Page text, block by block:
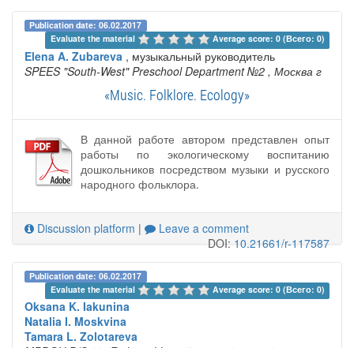
Publication date: 06.02.2017
Evaluate the material
Average score: 0 (Всего: 0)
Elena A. Zubareva , музыкальный руководитель
SPEES "South-West" Preschool Department №2 , Москва г
«Music. Folklore. Ecology»
В данной работе автором представлен опыт
работы по экологическому воспитанию
дошкольников посредством музыки и русского
народного фольклора.
Discussion platform |
Leave a comment
DOI:10.21661/r-117587
Publication date: 06.02.2017
Evaluate the material
Average score: 0 (Всего: 0)
Oksana K. Iakunina
Natalia I. Moskvina
Tamara L. Zolotareva